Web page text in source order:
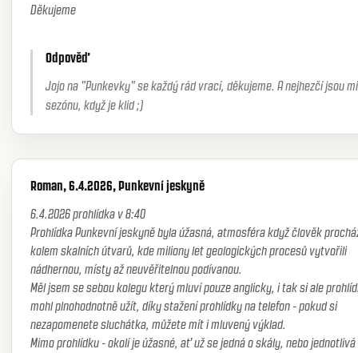
Děkujeme
Odpověď
Jojo na "Punkevky" se každý rád vrací, děkujeme. A nejhezčí jsou
sezónu, když je klid ;)
Roman, 6.4.2026, Punkevní jeskyně
6.4.2026 prohlídka v 8:40
Prohlídka Punkevní jeskyně byla úžasná, atmosféra když člověk
kolem skalních útvarů, kde miliony let geologických procesů vytvořili
nádhernou, místy až neuvěřitelnou podívanou.
Měl jsem se sebou kolegu který mluví pouze anglicky, i tak si ale
mohl plnohodnotně užít, díky stažení prohlídky na telefon - pokud si
nezapomenete sluchátka, můžete mít i mluvený výklad.
Mimo prohlídku - okolí je úžasné, ať už se jedná o skály, nebo jednotlivá